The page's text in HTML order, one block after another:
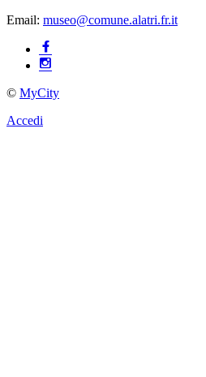
Email: museo@comune.alatri.fr.it
© MyCity
Accedi